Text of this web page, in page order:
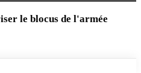
le blocus de l'armée